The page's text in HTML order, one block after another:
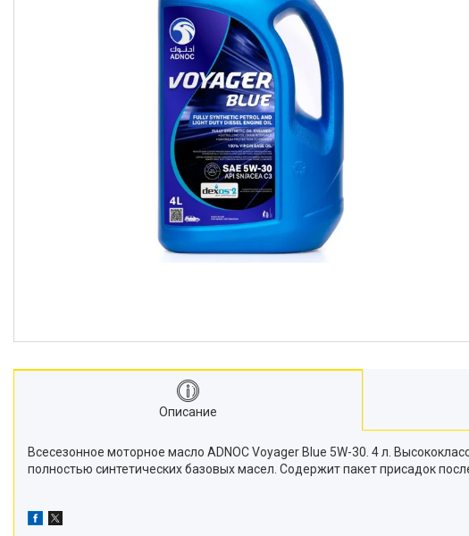
Описание
Всесезонное моторное масло ADNOC Voyager Blue 5W-30. 4 л.
полностью синтетических базовых масел. Содержит пакет присадок